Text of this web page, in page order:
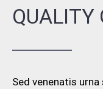
QUALITY
Sed venenatis